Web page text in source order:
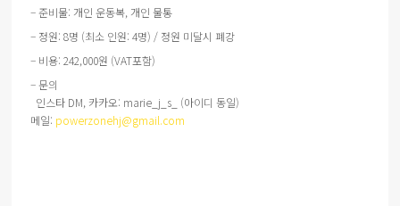
– 준비물: 개인 운동복, 개인 물통
– 정원: 8명 (최소 인원: 4명) / 정원 미달시 폐강
– 비용: 242,000원 (VAT포함)
– 문의
인스타 DM, 카카오: marie_j_s_ (아이디 동일)
메일: powerzonehj@gmail.com